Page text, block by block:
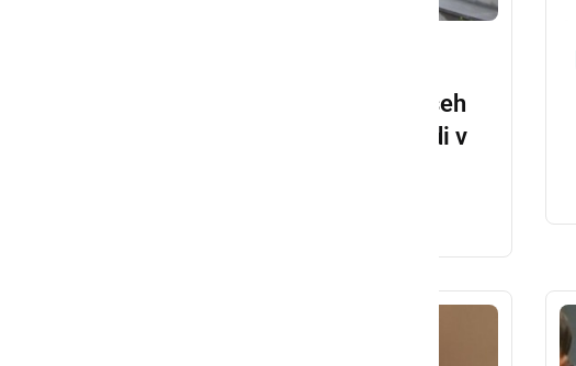
Dan druženja in gibanja vseh
generacij – Šport-špas tudi v